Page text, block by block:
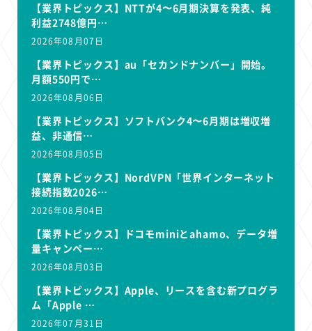
【業界トピックス】NTTが4〜6月期決算を発表、純
利益2748億円…
2026年08月07日
【業界トピックス】au「セカンドナンバー」開始。
月額550円で…
2026年08月06日
【業界トピックス】ソフトバンク4〜6月期は増収増
益、非通信…
2026年08月05日
【業界トピックス】NordVPN「世界インターネット
接続指数2026…
2026年08月04日
【業界トピックス】ドコモminiとahamo、データ増
量キャンペー…
2026年08月03日
【業界トピックス】Apple、リースを含む新プログラ
ム「Apple …
2026年07月31日